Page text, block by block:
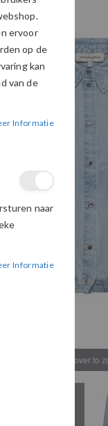
Hover to
ervoor
op de
kan
van de
Informatie
naar
Informatie